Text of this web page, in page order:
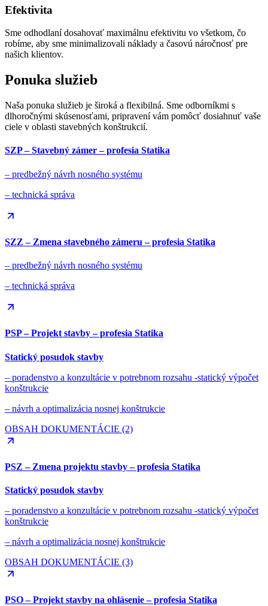
Efektivita
Sme odhodlaní dosahovať maximálnu efektivitu vo všetkom, čo
robíme, aby sme minimalizovali náklady a časovú náročnosť pre
našich klientov.
Ponuka služieb
Naša ponuka služieb je široká a flexibilná. Sme odborníkmi s
dlhoročnými skúsenosťami, pripravení vám pomôcť dosiahnuť vaše
ciele v oblasti stavebných konštrukcií.
SZP – Stavebný zámer – profesia Statika
– predbežný návrh nosného systému
– technická správa
SZZ – Zmena stavebného zámeru – profesia Statika
– predbežný návrh nosného systému
– technická správa
PSP – Projekt stavby – profesia Statika
Statický posudok stavby
– poradenstvo a konzultácie v potrebnom rozsahu -statický výpočet
konštrukcie
– návrh a optimalizácia nosnej konštrukcie
OBSAH DOKUMENTÁCIE (2)
PSZ – Zmena projektu stavby – profesia Statika
Statický posudok stavby
– poradenstvo a konzultácie v potrebnom rozsahu -statický výpočet
konštrukcie
– návrh a optimalizácia nosnej konštrukcie
OBSAH DOKUMENTÁCIE (3)
PSO – Projekt stavby na ohlásenie – profesia Statika